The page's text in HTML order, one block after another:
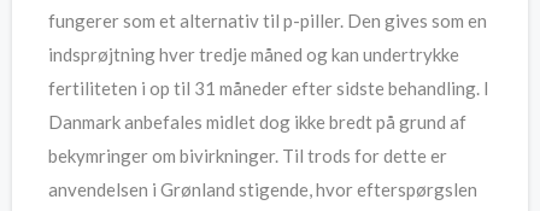
fungerer som et alternativ til p-piller. Den gives som en
indsprøjtning hver tredje måned og kan undertrykke
fertiliteten i op til 31 måneder efter sidste behandling. I
Danmark anbefales midlet dog ikke bredt på grund af
bekymringer om bivirkninger. Til trods for dette er
anvendelsen i Grønland stigende, hvor efterspørgslen